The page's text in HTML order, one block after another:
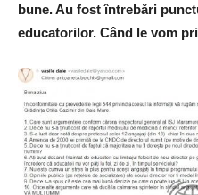
bune. Au fost întrebări
educatorilor. Când le vom